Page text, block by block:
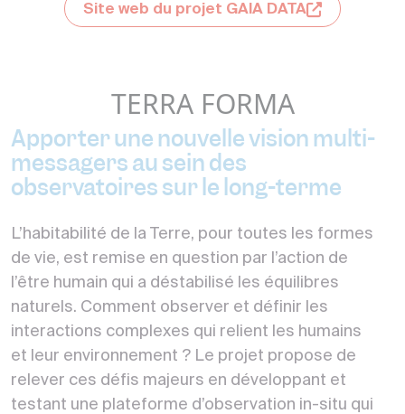
Site web du projet GAIA DATA
TERRA FORMA
Apporter une nouvelle vision multi-
messagers au sein des
observatoires sur le long-terme
L’habitabilité de la Terre, pour toutes les formes
de vie, est remise en question par l’action de
l’être humain qui a déstabilisé les équilibres
naturels. Comment observer et définir les
interactions complexes qui relient les humains
et leur environnement ? Le projet propose de
relever ces défis majeurs en développant et
testant une plateforme d’observation in-situ qui